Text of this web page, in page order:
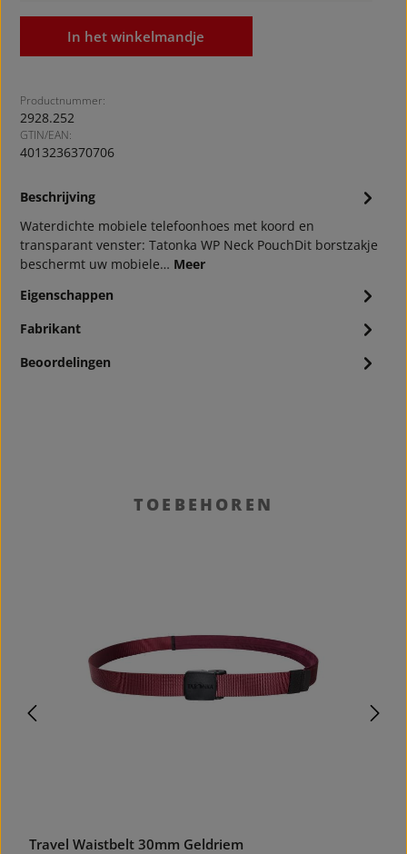
In het winkelmandje
Productnummer:
2928.252
GTIN/EAN:
4013236370706
Beschrijving
Waterdichte mobiele telefoonhoes met koord en
transparant venster: Tatonka WP Neck PouchDit borstzakje
beschermt uw mobiele… Meer
Eigenschappen
Fabrikant
Beoordelingen
Productgalerij overslaanTOEBEHOREN
Travel Waistbelt 30mm Geldriem